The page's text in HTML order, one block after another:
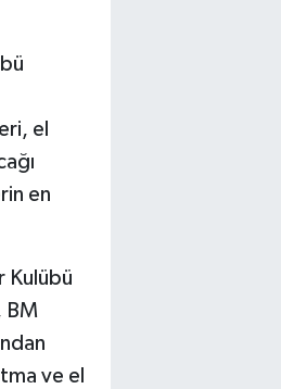
el
en
Kulübü
BM
ve el